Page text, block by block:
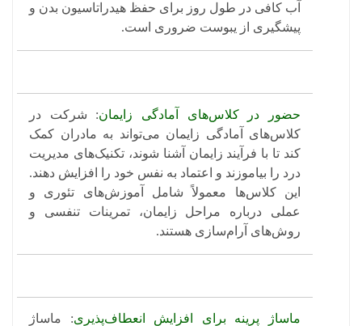
آب کافی در طول روز برای حفظ هیدراتاسیون بدن و
پیشگیری از یبوست ضروری است.
حضور در کلاس‌های آمادگی زایمان: شرکت در
کلاس‌های آمادگی زایمان می‌تواند به مادران کمک
کند تا با فرآیند زایمان آشنا شوند، تکنیک‌های مدیریت
درد را بیاموزند و اعتماد به نفس خود را افزایش دهند.
این کلاس‌ها معمولاً شامل آموزش‌های تئوری و
عملی درباره مراحل زایمان، تمرینات تنفسی و
روش‌های آرام‌سازی هستند. ​
ماساژ پرینه برای افزایش انعطاف‌پذیری: ماساژ